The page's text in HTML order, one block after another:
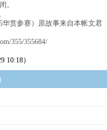
。
华赏参赛）原故事来自本帐文君
355/355684/
10:18）